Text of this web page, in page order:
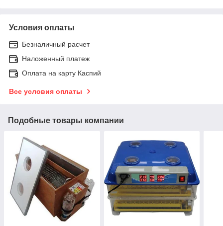
Условия оплаты
Безналичный расчет
Наложенный платеж
Оплата на карту Каспий
Все условия оплаты
Подобные товары компании